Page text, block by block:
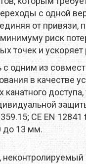
MTDE
MOUNTAIN
ONLY HOT
PLAI
RAIN STOP
SCARPA
с одной
от привязи,
риск
точек и ускоряет
с одним из
в качестве
CE EN 12841
до 13 мм.
неконтролируемый